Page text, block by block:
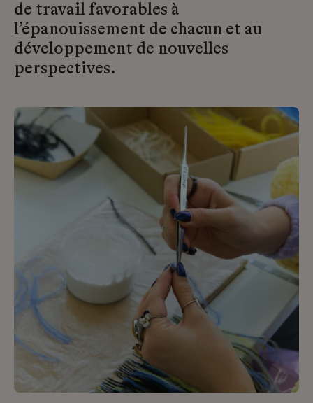
de travail favorables à
l’épanouissement de chacun et au
développement de nouvelles
perspectives.